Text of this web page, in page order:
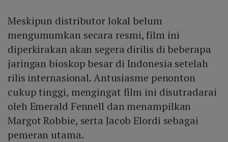
Meskipun distributor lokal belum
mengumumkan secara resmi, film ini
diperkirakan akan segera dirilis di beberapa
jaringan bioskop besar di Indonesia setelah
rilis internasional. Antusiasme penonton
cukup tinggi, mengingat film ini disutradarai
oleh Emerald Fennell dan menampilkan
Margot Robbie, serta Jacob Elordi sebagai
pemeran utama.